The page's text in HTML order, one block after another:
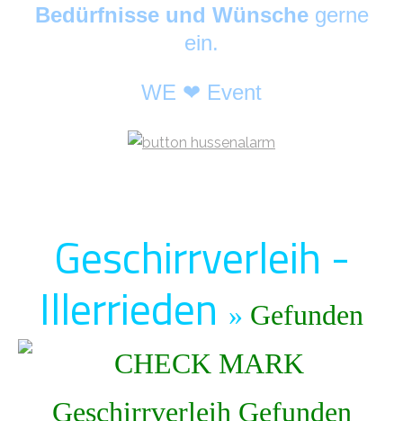
Bedürfnisse und Wünschegerne
ein.
WE ❤ Event
Geschirrverleih -
Illerrieden » Gefunden